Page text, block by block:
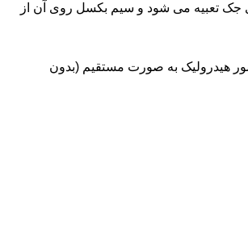
جک تعبیه می شود و سیم بکسل روی آن از
هیدرولیک به صورت مستقیم (بدون